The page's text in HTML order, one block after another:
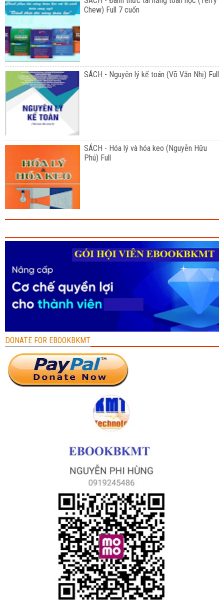
Chew) Full 7 cuốn
SÁCH - Nguyên lý kế toán (Võ Văn Nhị) Full
SÁCH - Hóa lý và hóa keo (Nguyễn Hữu
Phú) Full
DONATE FOR EBOOKBKMT